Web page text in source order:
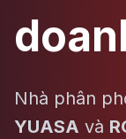
Nhà phân
YUASA và